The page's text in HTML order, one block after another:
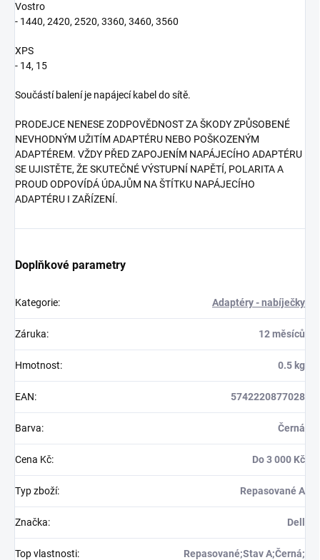
Vostro
- 1440, 2420, 2520, 3360, 3460, 3560
XPS
- 14, 15
Součástí balení je napájecí kabel do sítě.
PRODEJCE NENESE ZODPOVĚDNOST ZA ŠKODY ZPŮSOBENÉ
NEVHODNÝM UŽITÍM ADAPTÉRU NEBO POŠKOZENÝM
ADAPTÉREM. VŽDY PŘED ZAPOJENÍM NAPÁJECÍHO ADAPTÉRU
SE UJISTĚTE, ŽE SKUTEČNÉ VÝSTUPNÍ NAPĚTÍ, POLARITA A
PROUD ODPOVÍDÁ ÚDAJŮM NA ŠTÍTKU NAPÁJECÍHO
ADAPTÉRU I ZAŘÍZENÍ.
Doplňkové parametry
Kategorie: Adaptéry - nabíječky
Záruka: 12 měsíců
Hmotnost: 0.5 kg
EAN: 5742220877028
Barva: Černá
Cena Kč: Do 3 000 Kč
Typ zboží: Repasované A
Značka: Dell
Top vlastnosti: Repasované;Stav A;Černá;